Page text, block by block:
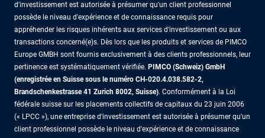
d'investissement est autorisée à présumer qu'un client professionnel
possède le niveau d'expérience et de connaissance requis pour
appréhender les risques inhérents aux services d'investissement ou aux
transactions concerné(e)s. Dès lors que les produits et services de PIMCO
Europe GMBH sont fournis exclusivement à des clients professionnels, leur
pertinence est systématiquement vérifiée. PIMCO (Schweiz) GmbH
(enregistrée en Suisse sous le numéro CH-020.4.038.582-2,
Brandschenkestrasse 41 Zurich 8002, Suisse). Conformément à la Loi
fédérale suisse sur les placements collectifs de capitaux du 23 juin 2006
(« LPCC »), une entreprise d'investissement est autorisée à présumer qu'un
client professionnel possède le niveau d'expérience et de connaissance